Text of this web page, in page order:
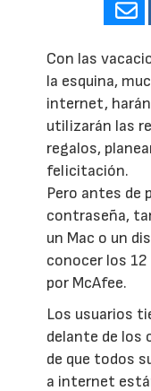
Con las
la esquina,
internet,
utilizarán las
regalos,
felicitación.
Pero antes de
contraseña,
un Mac o un
conocer los
por McAfee.
Los usuarios
delante de los
de que todos
a internet